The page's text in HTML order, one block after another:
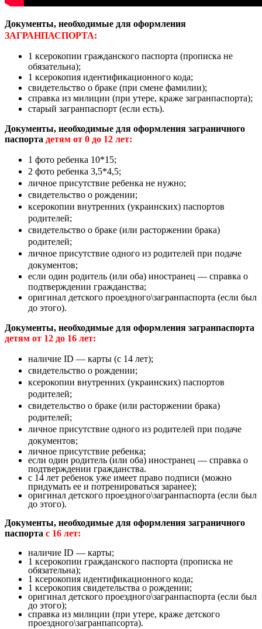
Документы, необходимые для оформления
ЗАГРАНПАСПОРТА:
1 ксерокопии гражданского паспорта (прописка не
обязательна);
1 ксерокопия идентификационного кода;
свидетельство о браке (при смене фамилии);
справка из милиции (при утере, краже загранпаспорта);
старый загранпаспорт (если есть).
Документы, необходимые для оформления заграничного
паспорта детям от 0 до 12 лет:
1 фото ребенка 10*15;
2 фото ребенка 3,5*4,5;
личное присутствие ребенка не нужно;
свидетельство о рождении;
ксерокопии внутренних (украинских) паспортов
родителей;
свидетельство о браке (или расторжении брака)
родителей;
личное присутствие одного из родителей при подаче
документов;
если один родитель (или оба) иностранец — справка о
подтверждении гражданства;
оригинал детского проездного\загранпаспорта (если был
до этого).
Документы, необходимые для оформления загранпаспорта
детям от 12 до 16 лет:
наличие ID — карты (с 14 лет);
свидетельство о рождении;
ксерокопии внутренних (украинских) паспортов
родителей;
свидетельство о браке (или расторжении брака)
родителей;
личное присутствие одного из родителей при подаче
документов;
личное присутствие ребенка;
если один родитель (или оба) иностранец — справка о
подтверждении гражданства.
с 14 лет ребенок уже имеет право подписи (можно
придумать ее и потренироваться заранее);
оригинал детского проездного\загранпаспорта (если был
до этого).
Документы, необходимые для оформления заграничного
паспорта с 16 лет:
наличие ID — карты;
1 ксерокопии гражданского паспорта (прописка не
обязательна);
1 ксерокопия идентификационного кода;
1 ксерокопия свидетельства о рождении;
оригинал детского проездного\загранпаспорта (если был
до этого);
справка из милиции (при утере, краже детского
проездного\загранпапсорта).